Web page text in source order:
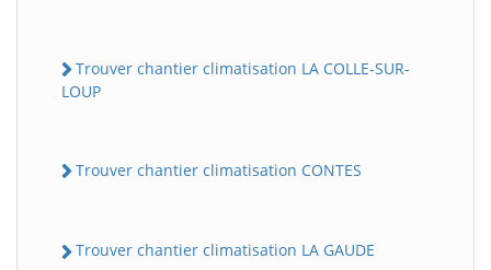
Trouver chantier climatisation LA COLLE-SUR-
LOUP
Trouver chantier climatisation CONTES
Trouver chantier climatisation LA GAUDE